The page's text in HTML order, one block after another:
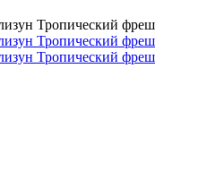
Тропический фреш